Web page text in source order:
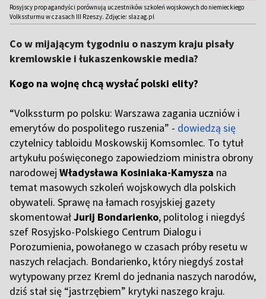
Rosyjscy propagandyści porównują uczestników szkoleń wojskowych do niemieckiego
Volkssturmu w czasach III Rzeszy. Zdjęcie: slazag.pl
Co w mijającym tygodniu o naszym kraju pisały
kremlowskie i łukaszenkowskie media?
Kogo na wojnę chcą wysłać polski elity?
“Volkssturm po polsku: Warszawa zagania uczniów i
emerytów do pospolitego ruszenia” - dowiedzą się
czytelnicy tabloidu Moskowskij Komsomlec. To tytuł
artykułu poświęconego zapowiedziom ministra obrony
narodowej Władysława Kosiniaka-Kamysza na
temat masowych szkoleń wojskowych dla polskich
obywateli. Sprawę na łamach rosyjskiej gazety
skomentowałJurij Bondarienko, politolog i niegdyś
szef Rosyjsko-Polskiego Centrum Dialogu i
Porozumienia, powołanego w czasach próby resetu w
naszych relacjach. Bondarienko, który niegdyś został
wytypowany przez Kreml do jednania naszych narodów,
dziś stał się “jastrzębiem” krytyki naszego kraju.